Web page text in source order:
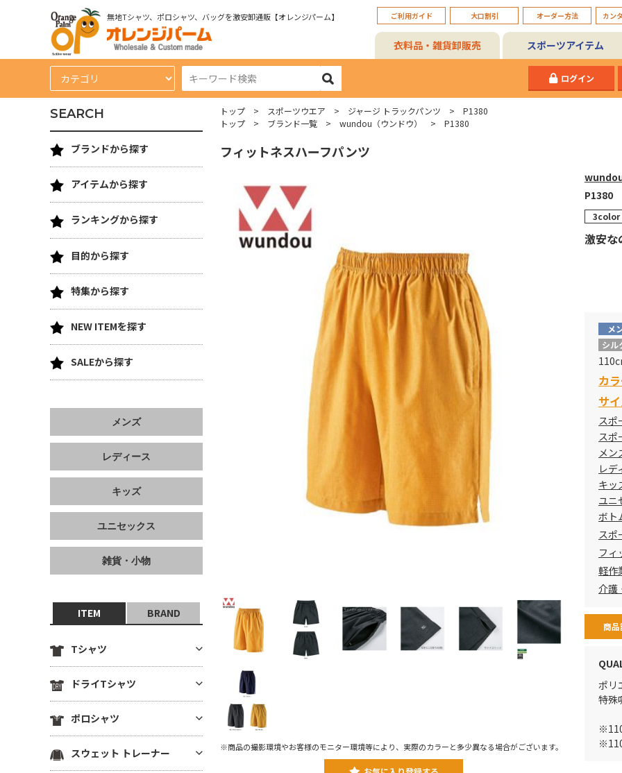
無地Tシャツ、ポロシャツ、バッグを激安卸通販【オレンジパーム】 ご利用ガイド 大口割引 オーダー方法 カン
衣料品・雑貨卸販売 スポーツアイテム
ログイン
トップ スポーツウエア ジャージ トラックパンツ
P1380
トップ
ブランド一覧 wundou（ウンドウ） P1380
フィットネスハーフパンツ
※商品の撮影環境やお客様のモニター環境等により、実際のカラーと多少異なる場合がございます。
P1380
3color
激安な
メ
シル
カ
サ
スポ
スポ
メン
レデ
キッ
ユニ
ボト
スポ
フィ
軽作
介護
商品
ポリ
特殊
SEARCH
ブランドから探す
アイテムから探す
ランキングから探す
目的から探す
特集から探す
NEW ITEMを探す
SALEから探す
メンズ
レディース
キッズ
ユニセックス
雑貨・小物
ITEM BRAND
Tシャツ
定番無地Tシャツ
薄手Tシャツ(4.9oz以下)
中肉厚Tシャツ(5～5.5oz)
4oz)
ドライTシャツ
定番無地ドライTシャツ
ドライTシャツ(半袖)
ドライTシャツ(長袖)
ポロシャツ
ドライポロシャツ(半袖)
ドライポロシャツ(長袖)
スウェット トレーナー